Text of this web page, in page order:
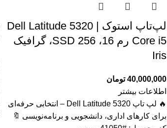
لپ‌تاپ استوک Dell Latitude 5320 |
Core i5 رم 16، SSD 256، گرافیک
Iris
40,000,000 تومان
اطلاعات بیشتر
🔥 لپ تاپ Dell Latitude 5320 – انتخابی حرفه‌ای
برای کارهای اداری، دانشجویی و برنامه‌نویسی 🔖